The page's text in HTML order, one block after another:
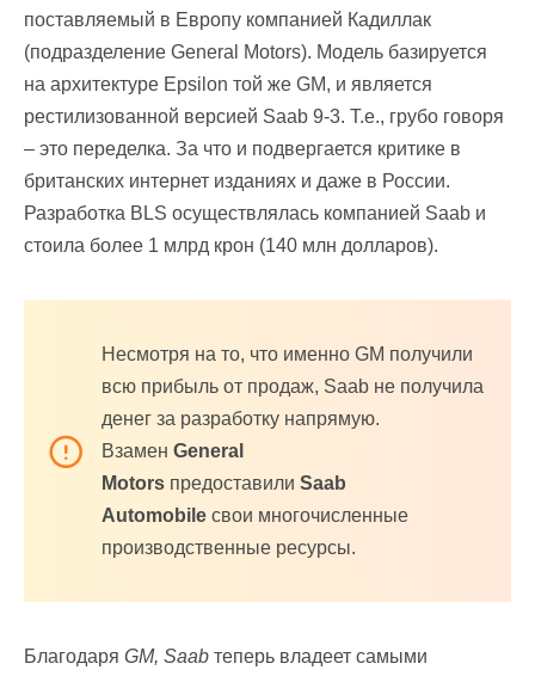
поставляемый в Европу компанией Кадиллак
(подразделение General Motors). Модель базируется
на архитектуре Epsilon той же GM, и является
рестилизованной версией Saab 9-3. Т.е., грубо говоря
– это переделка. За что и подвергается критике в
британских интернет изданиях и даже в России.
Разработка BLS осуществлялась компанией Saab и
стоила более 1 млрд крон (140 млн долларов).
Несмотря на то, что именно GM получили
всю прибыль от продаж, Saab не получила
денег за разработку напрямую.
Взамен General
Motors предоставили Saab
Automobile свои многочисленные
производственные ресурсы.
Благодаря GM, Saab теперь владеет самыми